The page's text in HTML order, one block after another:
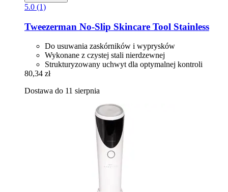
5.0 (1)
Tweezerman No-​Slip Skincare Tool Stainless
Do usuwania zaskórników i wyprysków
Wykonane z czystej stali nierdzewnej
Strukturyzowany uchwyt dla optymalnej kontroli
80,34 zł
Dostawa do 11 sierpnia